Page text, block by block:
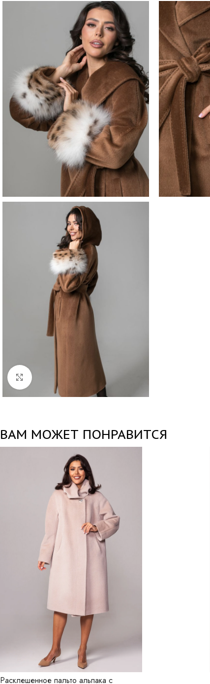
Нажмите, чтобы увеличить
ВАМ МОЖЕТ ПОНРАВИТСЯ
Расклешенное пальто альпака с